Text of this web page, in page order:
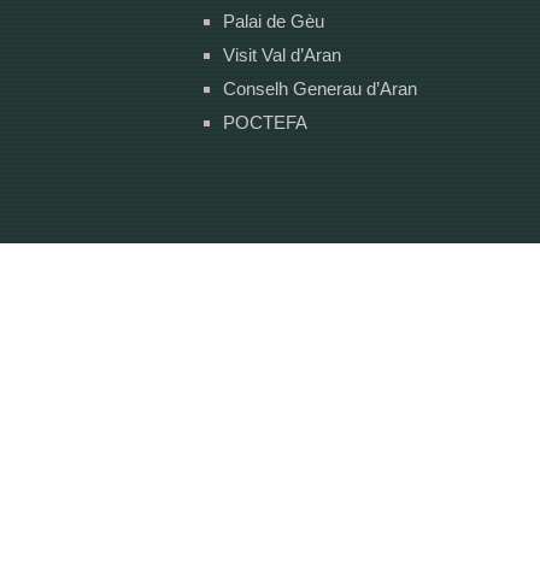
Palai de Gèu
Visit Val d’Aran
Conselh Generau d’Aran
POCTEFA